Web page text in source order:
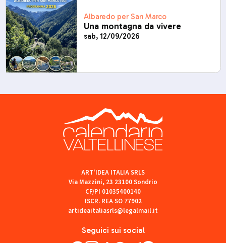
Albaredo per San Marco
Una montagna da vivere
sab, 12/09/2026
Seguici sui social
ART'IDEA ITALIA SRLS
Via Mazzini, 23 23100 Sondrio
CF/PI 01035400140
ISCR. REA SO 77902
artideaitaliasrls@legalmail.it